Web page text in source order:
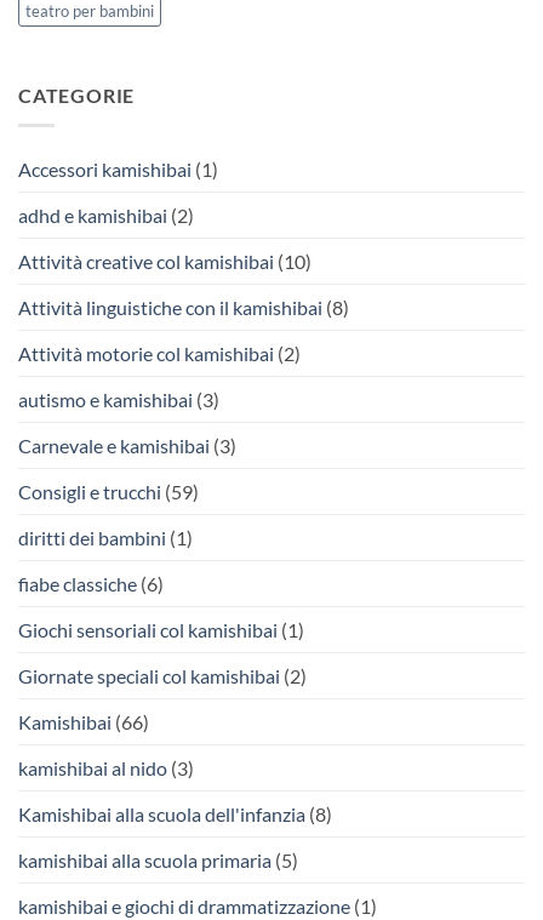
teatro per bambini
CATEGORIE
Accessori kamishibai (1)
adhd e kamishibai (2)
Attività creative col kamishibai (10)
Attività linguistiche con il kamishibai (8)
Attività motorie col kamishibai (2)
autismo e kamishibai (3)
Carnevale e kamishibai (3)
Consigli e trucchi (59)
diritti dei bambini (1)
fiabe classiche (6)
Giochi sensoriali col kamishibai (1)
Giornate speciali col kamishibai (2)
Kamishibai (66)
kamishibai al nido (3)
Kamishibai alla scuola dell'infanzia (8)
kamishibai alla scuola primaria (5)
kamishibai e giochi di drammatizzazione (1)